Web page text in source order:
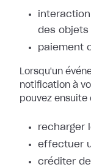
des objets
paiement
Lorsqu'un
notification à
pouvez
recharger
effectuer
créditer